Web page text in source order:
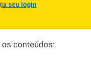
seu login
conteúdos: